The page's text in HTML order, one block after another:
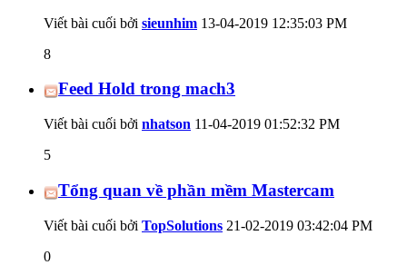
Viết bài cuối bởi sieunhim 13-04-2019 12:35:03 PM
8
Feed Hold trong mach3
Viết bài cuối bởi nhatson 11-04-2019 01:52:32 PM
5
Tổng quan về phần mềm Mastercam
Viết bài cuối bởi TopSolutions 21-02-2019 03:42:04 PM
0